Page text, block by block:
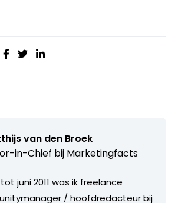
van den Broek
in-Chief bij Marketingfacts
juni 2011 was ik freelance
/ hoofdredacteur bij